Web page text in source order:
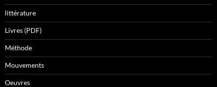
littérature
Livres (PDF)
Méthode
Mouvements
Oeuvres